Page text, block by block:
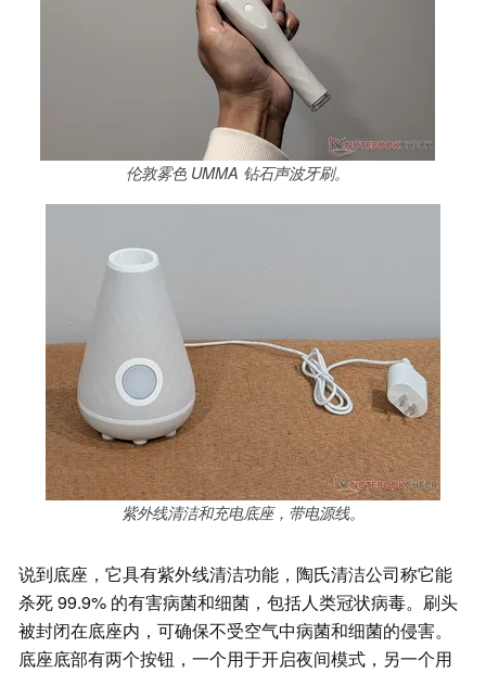
伦敦雾色 UMMA 钻石声波牙刷。
紫外线清洁和充电底座，带电源线。
说到底座，它具有紫外线清洁功能，陶氏清洁公司称它能
杀死 99.9% 的有害病菌和细菌，包括人类冠状病毒。刷头
被封闭在底座内，可确保不受空气中病菌和细菌的侵害。
底座底部有两个按钮，一个用于开启夜间模式，另一个用